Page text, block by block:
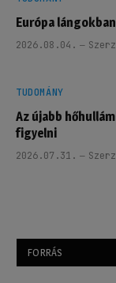
Európa
2026.08.04.
TUDOMÁNY
Az újabb
figyelni
2026.07.31.
FORRÁS